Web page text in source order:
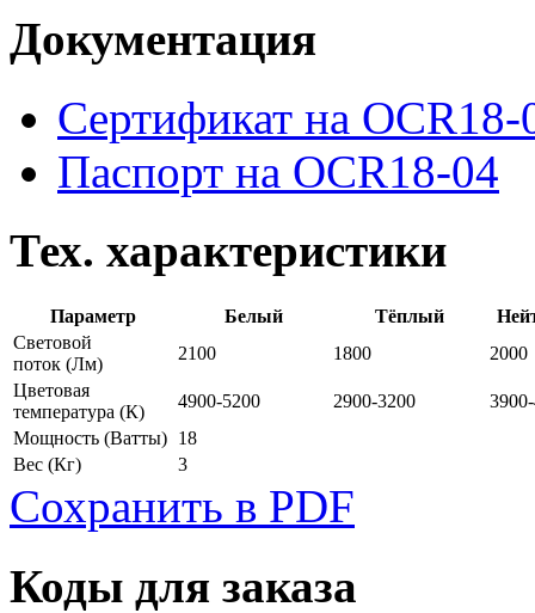
Документация
Сертификат на OCR18-
Паспорт на OCR18-04
Тех. характеристики
Параметр Белый Тёплый
Световой
поток (Лм)
2100 1800
2000
Цветовая
температура (К)
4900-5200 2900-3200
Мощность (Ватты) 18
Вес (Кг) 3
Сохранить в PDF
Коды для заказа